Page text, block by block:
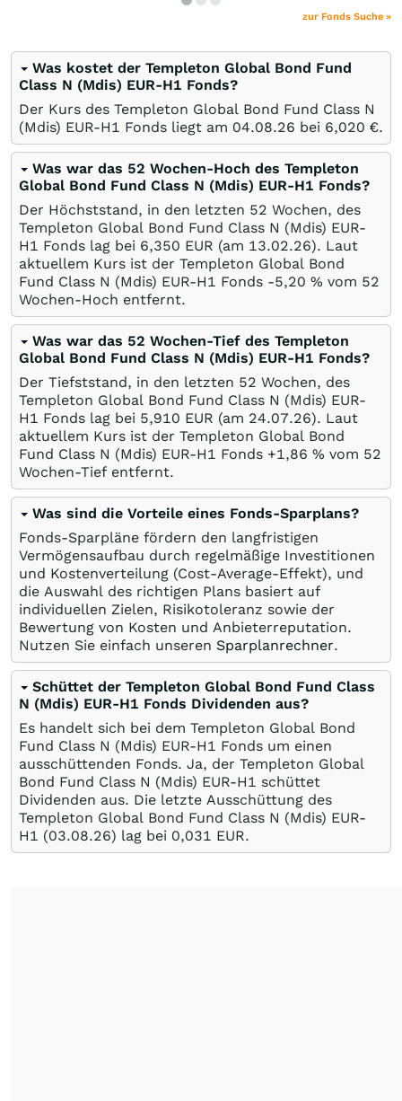
zur Fonds Suche »
Was kostet der Templeton Global Bond Fund
Class N (Mdis) EUR-H1 Fonds?
Der Kurs des Templeton Global Bond Fund Class N
(Mdis) EUR-H1 Fonds liegt am 04.08.26 bei 6,020 €.
Was war das 52 Wochen-Hoch des Templeton
Global Bond Fund Class N (Mdis) EUR-H1 Fonds?
Der Höchststand, in den letzten 52 Wochen, des
Templeton Global Bond Fund Class N (Mdis) EUR-
H1 Fonds lag bei 6,350 EUR (am 13.02.26). Laut
aktuellem Kurs ist der Templeton Global Bond
Fund Class N (Mdis) EUR-H1 Fonds -5,20 % vom 52
Wochen-Hoch entfernt.
Was war das 52 Wochen-Tief des Templeton
Global Bond Fund Class N (Mdis) EUR-H1 Fonds?
Der Tiefststand, in den letzten 52 Wochen, des
Templeton Global Bond Fund Class N (Mdis) EUR-
H1 Fonds lag bei 5,910 EUR (am 24.07.26). Laut
aktuellem Kurs ist der Templeton Global Bond
Fund Class N (Mdis) EUR-H1 Fonds +1,86 % vom 52
Wochen-Tief entfernt.
Was sind die Vorteile eines Fonds-Sparplans?
Fonds-Sparpläne fördern den langfristigen
Vermögensaufbau durch regelmäßige Investitionen
und Kostenverteilung (Cost-Average-Effekt), und
die Auswahl des richtigen Plans basiert auf
individuellen Zielen, Risikotoleranz sowie der
Bewertung von Kosten und Anbieterreputation.
Nutzen Sie einfach unseren Sparplanrechner.
Schüttet der Templeton Global Bond Fund Class
N (Mdis) EUR-H1 Fonds Dividenden aus?
Es handelt sich bei dem Templeton Global Bond
Fund Class N (Mdis) EUR-H1 Fonds um einen
ausschüttenden Fonds. Ja, der Templeton Global
Bond Fund Class N (Mdis) EUR-H1 schüttet
Dividenden aus. Die letzte Ausschüttung des
Templeton Global Bond Fund Class N (Mdis) EUR-
H1 (03.08.26) lag bei 0,031 EUR.